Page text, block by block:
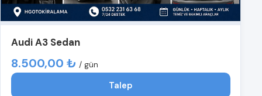
Audi A3 Sedan
8.500,00 ₺ / gün
Talep